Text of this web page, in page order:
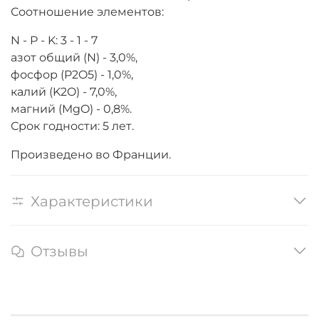
Соотношение элементов:
N - P - K: 3 - 1 - 7
азот общий (N) - 3,0%,
фосфор (P2O5) - 1,0%,
калий (K2O) - 7,0%,
магний (MgO) - 0,8%.
Срок годности: 5 лет.
Произведено во Франции.
Характеристики
Отзывы